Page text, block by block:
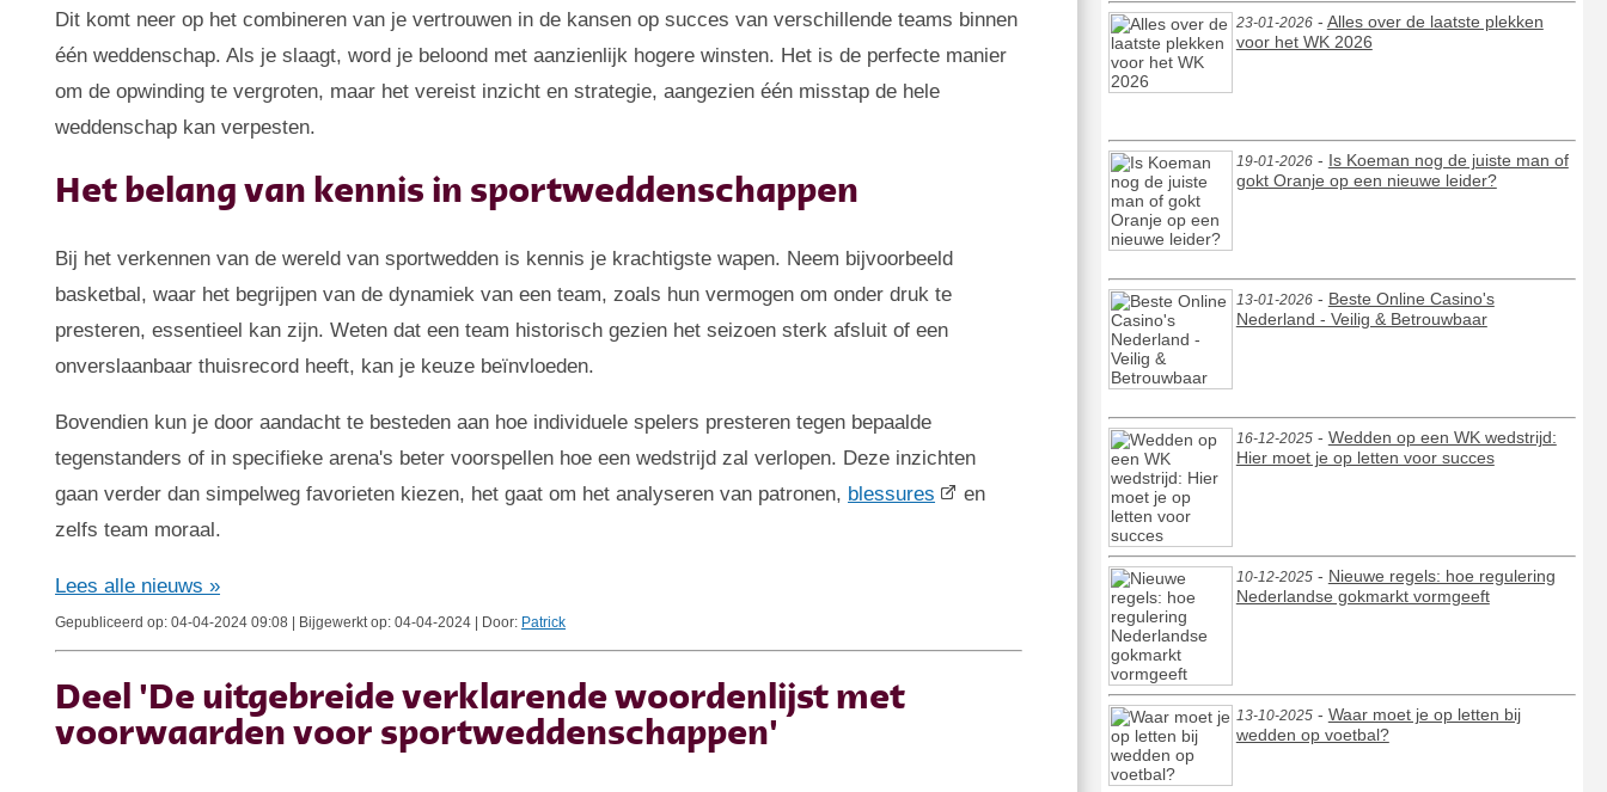
Dit komt neer op het combineren van je vertrouwen in de kansen op succes van verschillende teams binnen
één weddenschap. Als je slaagt, word je beloond met aanzienlijk hogere winsten. Het is de perfecte manier
om de opwinding te vergroten, maar het vereist inzicht en strategie, aangezien één misstap de hele
weddenschap kan verpesten.
Het belang van kennis in sportweddenschappen
Bij het verkennen van de wereld van sportwedden is kennis je krachtigste wapen. Neem bijvoorbeeld
basketbal, waar het begrijpen van de dynamiek van een team, zoals hun vermogen om onder druk te
presteren, essentieel kan zijn. Weten dat een team historisch gezien het seizoen sterk afsluit of een
onverslaanbaar thuisrecord heeft, kan je keuze beïnvloeden.
Bovendien kun je door aandacht te besteden aan hoe individuele spelers presteren tegen bepaalde
tegenstanders of in specifieke arena's beter voorspellen hoe een wedstrijd zal verlopen. Deze inzichten
gaan verder dan simpelweg favorieten kiezen, het gaat om het analyseren van patronen, blessures
en
zelfs team moraal.
Lees alle nieuws »
Gepubliceerd op: 04-04-2024 09:08 | Bijgewerkt op: 04-04-2024 | Door: Patrick
Deel 'De uitgebreide verklarende woordenlijst met
voorwaarden voor sportweddenschappen'
23-01-2026- Alles over de laatste plekken
voor het WK 2026
19-01-2026- Is Koeman nog de juiste man of
gokt Oranje op een nieuwe leider?
13-01-2026- Beste Online Casino's
Nederland - Veilig & Betrouwbaar
16-12-2025- Wedden op een WK wedstrijd:
Hier moet je op letten voor succes
10-12-2025- Nieuwe regels: hoe regulering
Nederlandse gokmarkt vormgeeft
13-10-2025- Waar moet je op letten bij
wedden op voetbal?